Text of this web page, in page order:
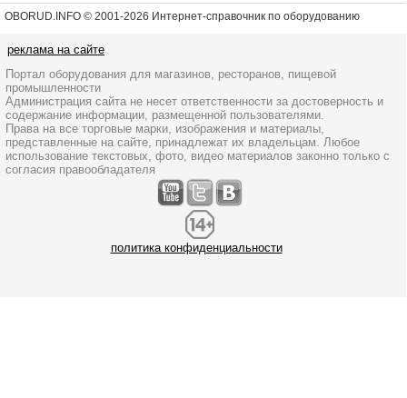
OBORUD.INFO © 2001-2026 Интернет-справочник по оборудованию
реклама на сайте
Портал оборудования для магазинов, ресторанов, пищевой
промышленности
Администрация сайта не несет ответственности за достоверность и
содержание информации, размещенной пользователями.
Права на все торговые марки, изображения и материалы,
представленные на сайте, принадлежат их владельцам. Любое
использование текстовых, фото, видео материалов законно только с
согласия правообладателя
политика конфиденциальности